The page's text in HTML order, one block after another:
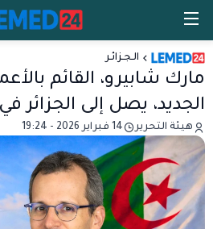
الـجـزائـر
مارك شابيرو، القائم
الجديد، يصل إلى الجزائر في 1 مارس
هيئة التحرير 14 فبراير 2026 - 19:24